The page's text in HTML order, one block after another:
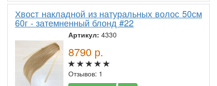
Хвост накладной из натуральных волос 50см
60г - затемненный блонд #22
Артикул: 4330
8790 р.
Отзывов: 1